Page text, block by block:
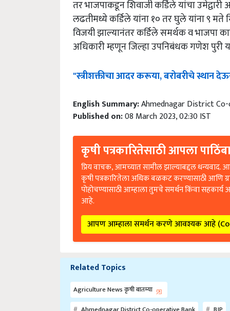
लढतीमध्ये कर्डिले यांना १० तर घुले यांना ९ मते
विजयी झाल्यानंतर कर्डिले समर्थक व भाजपा
अधिकारी म्हणून जिल्हा उपनिबंधक गणेश पुरी
"स्त्रीशक्तीचा आदर करूया, बरोबरीचे स्थान
English Summary: Ahmednagar District
Published on:08 March 2023, 02:30 IST
कृषी पत्रकारितेसाठी आपला
प्रिय वाचक, आमच्यात सामील झाल्याबद्दल धन्यवाद.
कृषी पत्रकारितेला अधिक बळकट करण्यासाठी आणि
पोहोचण्यासाठी आम्हाला तुमचे समर्थन किंवा
आहे.
आपण आम्हाला समर्थन करणे आवश्यक आहे
Related Topics
Agriculture News कृषी बातम्या
Ahmednagar District Co-operative Bank
BJP